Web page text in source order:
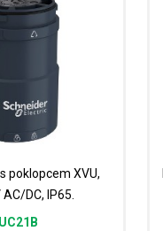
poklopcem XVU,
DC, IP65.